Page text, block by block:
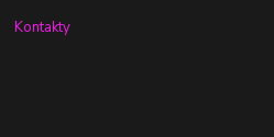
Kontakty